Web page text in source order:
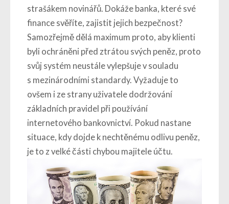
strašákem novinářů. Dokáže banka, které své
finance svěříte, zajistit jejich bezpečnost?
Samozřejmě dělá maximum proto, aby klienti
byli ochráněni před ztrátou svých peněz, proto
svůj systém neustále vylepšuje v souladu
s mezinárodními standardy. Vyžaduje to
ovšem i ze strany uživatele dodržování
základních pravidel při používání
internetového bankovnictví. Pokud nastane
situace, kdy dojde k nechtěnému odlivu peněz,
je to z velké části chybou majitele účtu.